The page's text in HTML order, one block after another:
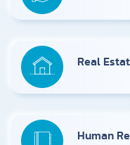
Real
Human